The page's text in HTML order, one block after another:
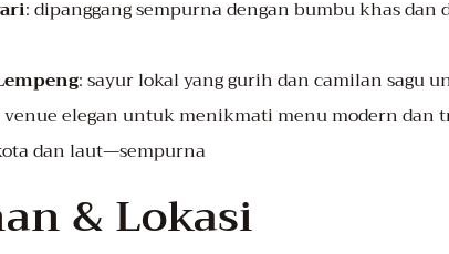
: dipanggang sempurna dengan bumbu khas dan
: sayur lokal yang gurih dan camilan sagu
venue elegan untuk menikmati menu modern dan
dan laut—sempurna
& Lokasi